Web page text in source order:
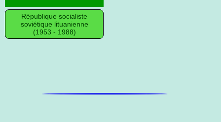
République socialiste
soviétique lituanienne
(1953 ‑ 1988)